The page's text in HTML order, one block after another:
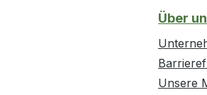
Über
Unsere